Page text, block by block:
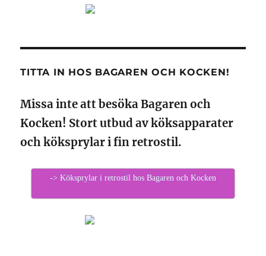
TITTA IN HOS BAGAREN OCH KOCKEN!
Missa inte att besöka Bagaren och
Kocken! Stort utbud av köksapparater
och köksprylar i fin retrostil.
-> Köksprylar i retrostil hos Bagaren och Kocken